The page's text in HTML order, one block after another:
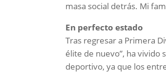
masa social detrás. Mi
En perfecto estado
Tras regresar a Primera
élite de nuevo”, ha vivido
deportivo, ya que los